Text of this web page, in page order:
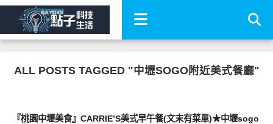
ALL POSTS TAGGED "中壢SOGO附近美式餐廳"
『桃園中壢美食』CARRIE’S美式早午餐(文末有菜單)★中壢sogo